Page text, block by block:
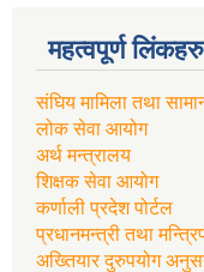
महत्वपूर्ण लिंकहरु
संघिय मामिला तथा
लोक सेवा आयोग
अर्थ मन्त्रालय
शिक्षक सेवा आयोग
कर्णाली प्रदेश पोर्टल
प्रधानमन्त्री तथा
अख्तियार दुरुपयोग